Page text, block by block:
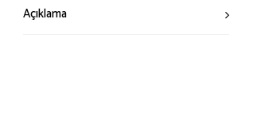
Açıklama